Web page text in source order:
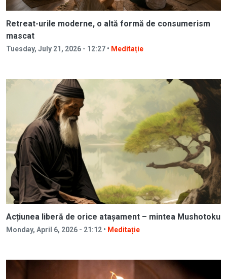
Retreat-urile moderne, o altă formă de consumerism
mascat
Tuesday, July 21, 2026 - 12:27 • Meditație
Acțiunea liberă de orice atașament – mintea Mushotoku
Monday, April 6, 2026 - 21:12 • Meditație